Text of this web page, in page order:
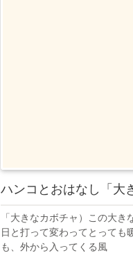
ハンコとおはなし「大
「大きなカボチャ）この大
日と打って変わってとっても
も、外から入ってくる風